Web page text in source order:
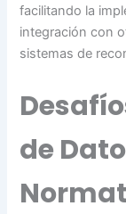
facilitando la
integración con
sistemas de
de